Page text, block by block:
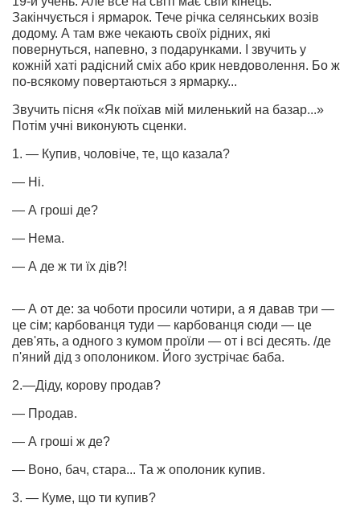
Закінчується і ярмарок. Тече річка селянських возів
додому. А там вже чекають своїх рідних, які
повернуться, напевно, з подарунками. І звучить у
кожній хаті радісний сміх або крик невдоволення. Бо ж
по-всякому повертаються з ярмарку...
Звучить пісня «Як поїхав мій миленький на базар...»
Потім учні виконують сценки.
1. — Купив, чоловіче, те, що казала?
— Ні.
— А гроші де?
— Нема.
— А де ж ти їх дів?!
— А от де: за чоботи просили чотири, а я давав три —
це сім; карбованця туди — карбованця сюди — це
дев'ять, а одного з кумом проїли — от і всі десять. /де
п'яний дід з ополоником. Його зустрічає баба.
2.—Діду, корову продав?
— Продав.
— А гроші ж де?
— Воно, бач, стара... Та ж ополоник купив.
3. — Куме, що ти купив?